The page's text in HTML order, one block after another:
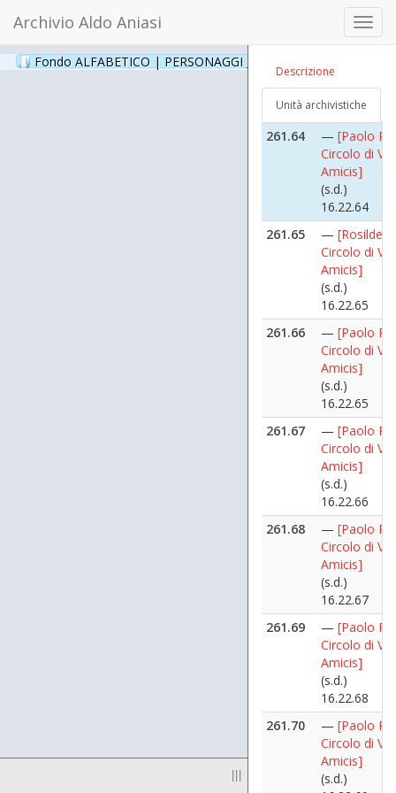
Archivio Aldo Aniasi
Fondo ALFABETICO | PERSONAGGI _ Archivio Fotografico
|||
Descrizione
Unità archivistiche
16.22.62
Paolo
Amicis
(s.d.)
16.22.63
261.64
— [Paolo
Circolo di
Amicis]
(s.d.)
16.22.64
261.65
— [Rosilde
Circolo di
Amicis]
(s.d.)
16.22.65
261.66
— [Paolo
Circolo di
Amicis]
(s.d.)
16.22.65
261.67
— [Paolo
Circolo di
Amicis]
(s.d.)
16.22.66
261.68
— [Paolo
Circolo di
Amicis]
(s.d.)
16.22.67
261.69
— [Paolo
Circolo di
Amicis]
(s.d.)
16.22.68
261.70
— [Paolo
Circolo di
Amicis]
(s.d.)